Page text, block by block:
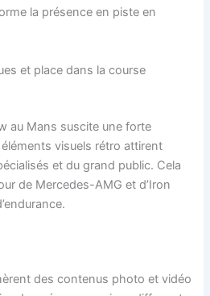
la présence en piste en
et place dans la course
au Mans suscite une forte
visuels rétro attirent
et du grand public. Cela
de Mercedes-AMG et d’Iron
des contenus photo et vidéo